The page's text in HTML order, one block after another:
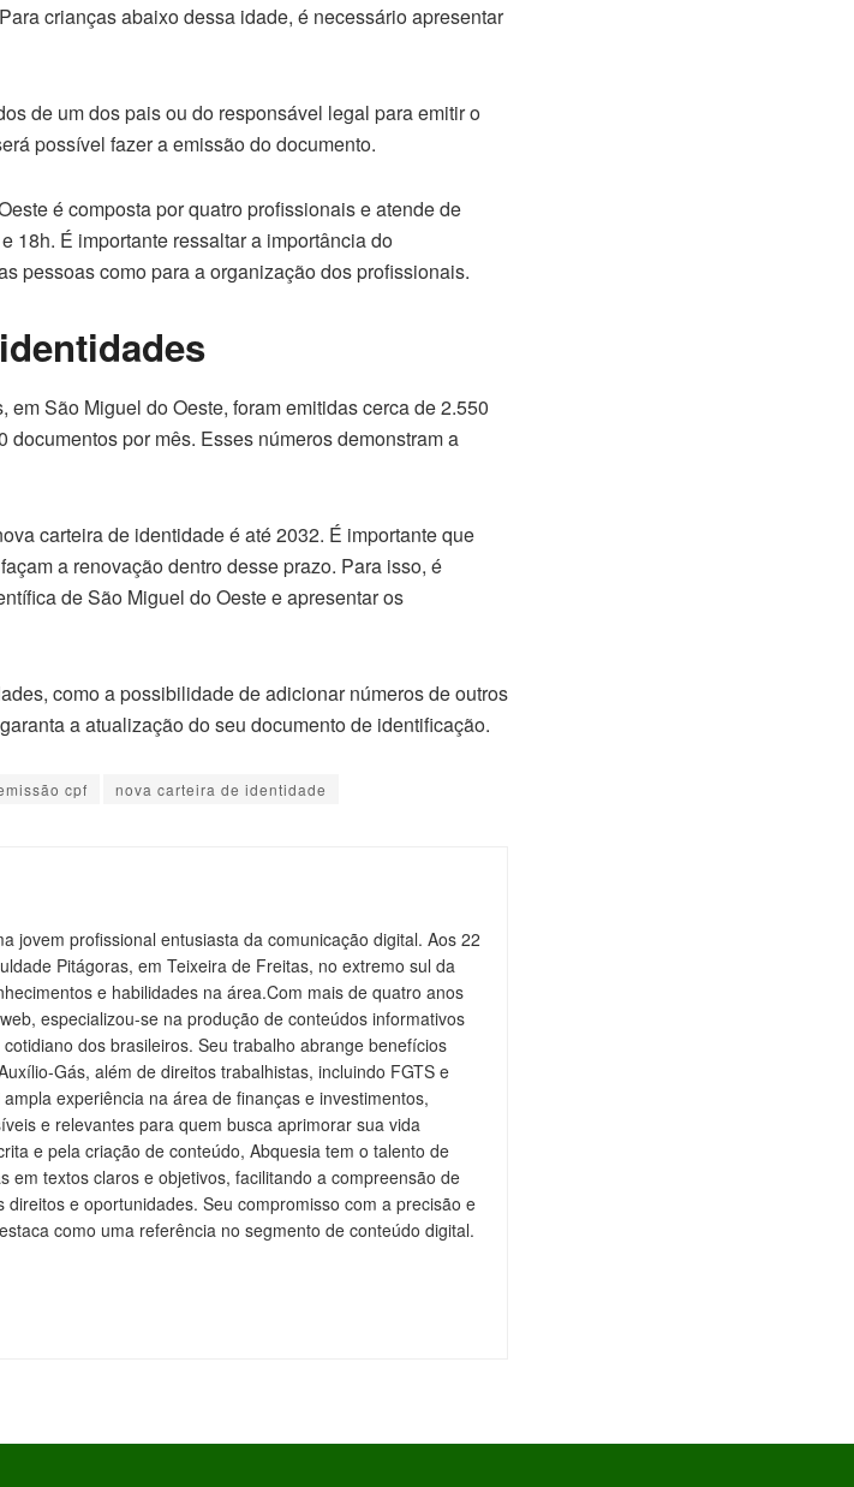
crianças abaixo dessa idade, é necessário apresentar
de um dos pais ou do responsável legal para emitir o
possível fazer a emissão do documento.
é composta por quatro profissionais e atende de
18h. É importante ressaltar a importância do
pessoas como para a organização dos profissionais.
São Miguel do Oeste, foram emitidas cerca de 2.550
por mês. Esses números demonstram a
carteira de identidade é até 2032. É importante que
a renovação dentro desse prazo. Para isso, é
de São Miguel do Oeste e apresentar os
como a possibilidade de adicionar números de outros
a atualização do seu documento de identificação.
cpf nova carteira de identidade
jovem profissional entusiasta da comunicação digital. Aos 22
Pitágoras, em Teixeira de Freitas, no extremo sul da
e habilidades na área.Com mais de quatro anos
especializou-se na produção de conteúdos informativos
dos brasileiros. Seu trabalho abrange benefícios
Gás, além de direitos trabalhistas, incluindo FGTS e
ampla experiência na área de finanças e investimentos,
e relevantes para quem busca aprimorar sua vida
e pela criação de conteúdo, Abquesia tem o talento de
em textos claros e objetivos, facilitando a compreensão de
direitos e oportunidades. Seu compromisso com a precisão e
como uma referência no segmento de conteúdo digital.